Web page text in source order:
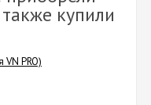
купили
PRO)